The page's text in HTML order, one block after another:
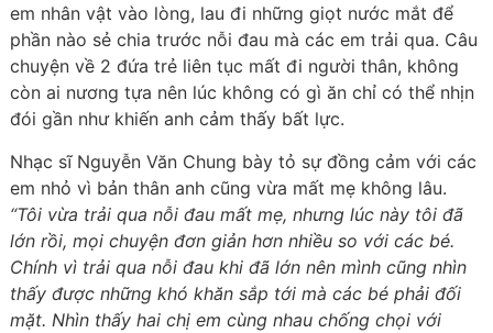
em nhân vật vào lòng, lau đi những giọt nước mắt để
phần nào sẻ chia trước nỗi đau mà các em trải qua. Câu
chuyện về 2 đứa trẻ liên tục mất đi người thân, không
còn ai nương tựa nên lúc không có gì ăn chỉ có thể nhịn
đói gần như khiến anh cảm thấy bất lực.
Nhạc sĩ Nguyễn Văn Chung bày tỏ sự đồng cảm với các
em nhỏ vì bản thân anh cũng vừa mất mẹ không lâu.
“Tôi vừa trải qua nỗi đau mất mẹ, nhưng lúc này tôi đã
lớn rồi, mọi chuyện đơn giản hơn nhiều so với các bé.
Chính vì trải qua nỗi đau khi đã lớn nên mình cũng nhìn
thấy được những khó khăn sắp tới mà các bé phải đối
mặt. Nhìn thấy hai chị em cùng nhau chống chọi với